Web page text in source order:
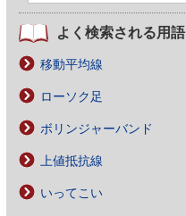
よく検索される用語
移動平均線
ローソク足
ボリンジャーバンド
上値抵抗線
いってこい